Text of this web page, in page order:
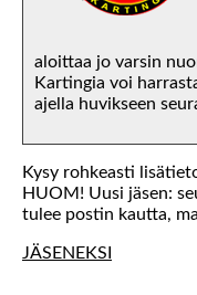
aloittaa jo varsin
Kartingia voi
ajella huvikseen
Kysy rohkeasti
HUOM! Uusi jäsen:
tulee postin kautta,
JÄSENEKSI